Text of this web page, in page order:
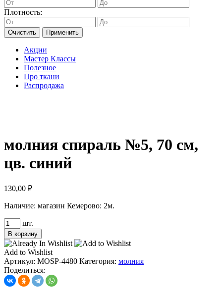
Плотность:
Очистить Применить
Акции
Мастер Классы
Полезное
Про ткани
Распродажа
молния спираль №5, 70 см,
цв. синий
130,00 ₽
Наличие: магазин Кемерово: 2м.
Количество
товара
молния
спираль
№5,
70
см,
цв.
шт.
В корзину
Add to Wishlist
Артикул: MOSP-4480 Категория: молния
Поделиться: